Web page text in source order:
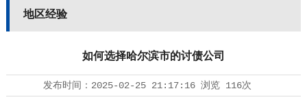
地区经验
如何选择哈尔滨市的讨债公司
发布时间： 2025-02-25 21:17:16浏览 116次